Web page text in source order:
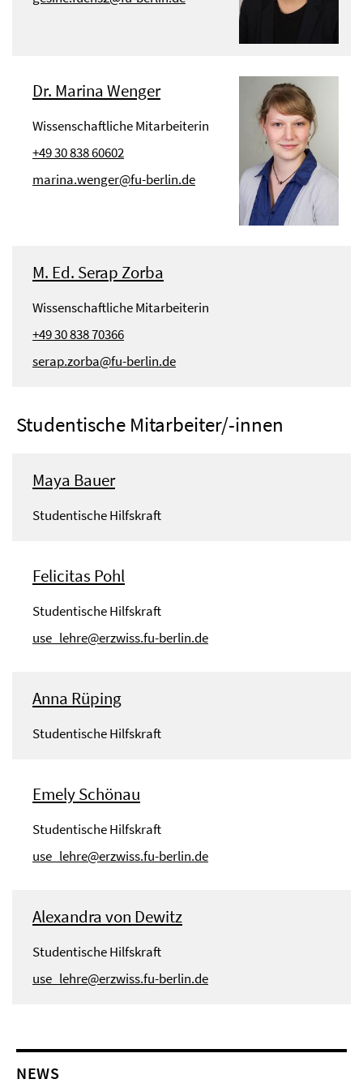
Dr. Marina Wenger
Wissenschaftliche Mitarbeiterin
+49 30 838 60602
marina.wenger@fu-berlin.de
M. Ed. Serap Zorba
Wissenschaftliche Mitarbeiterin
+49 30 838 70366
serap.zorba@fu-berlin.de
Studentische Mitarbeiter/-innen
Maya Bauer
Studentische Hilfskraft
Felicitas Pohl
Studentische Hilfskraft
use_lehre@erzwiss.fu-berlin.de
Anna Rüping
Studentische Hilfskraft
Emely Schönau
Studentische Hilfskraft
use_lehre@erzwiss.fu-berlin.de
Alexandra von Dewitz
Studentische Hilfskraft
use_lehre@erzwiss.fu-berlin.de
NEWS